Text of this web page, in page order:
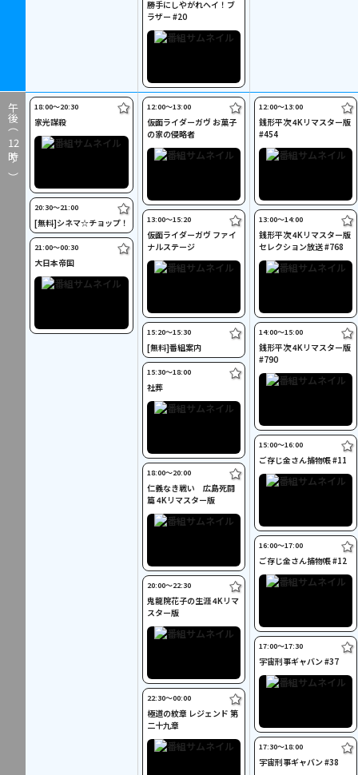
午後（
12
時～）
勝手にしやがれヘイ！ブ
ラザー #20
18:00〜20:30
家光謀殺
20:30〜21:00
[無料]シネマ☆チョップ！
21:00〜00:30
大日本帝国
12:00〜13:00
仮面ライダーガヴ お菓子
の家の侵略者
13:00〜15:20
仮面ライダーガヴ ファイ
ナルステージ
15:20〜15:30
[無料]番組案内
15:30〜18:00
社葬
18:00〜20:00
仁義なき戦い 広島死闘
篇 4Kリマスター版
20:00〜22:30
鬼龍院花子の生涯 4Kリマ
スター版
22:30〜00:00
極道の紋章 レジェンド 第
二十九章
12:00〜13:00
銭形平次 4Kリマスター版
#454
13:00〜14:00
銭形平次 4Kリマスター版
セレクション放送 #768
14:00〜15:00
銭形平次 4Kリマスター版
#790
15:00〜16:00
ご存じ金さん捕物帳 #11
16:00〜17:00
ご存じ金さん捕物帳 #12
17:00〜17:30
宇宙刑事ギャバン #37
17:30〜18:00
宇宙刑事ギャバン #38